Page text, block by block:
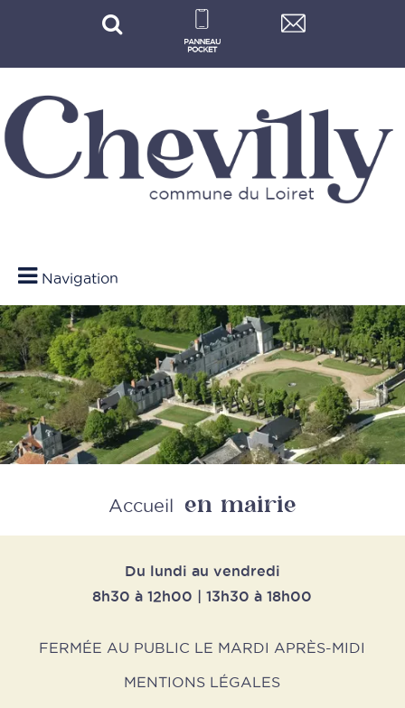
Navigation
Retour
Accueil en mairie
Du lundi au vendredi
8h30 à 12h00 | 13h30 à 18h00
FERMÉE AU PUBLIC LE MARDI APRÈS-MIDI
MENTIONS LÉGALES